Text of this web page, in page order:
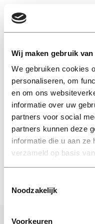
Wij maken gebruik
We gebruiken cookies
personaliseren, om
en om ons
informatie over uw
partners voor social
partners kunnen deze
informatie die u aan ze
verzameld op basis
Noodzakelijk
Voorkeuren
Govert Buijs
03